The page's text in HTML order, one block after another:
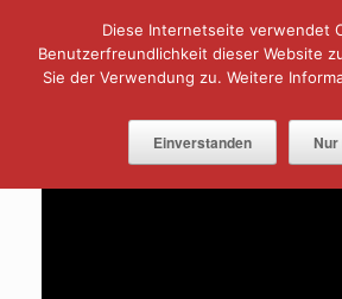
springen
Diese Internetseite verwendet
Benutzerfreundlichkeit dieser Website
Sie der Verwendung zu. Weitere
Einverstanden Nur